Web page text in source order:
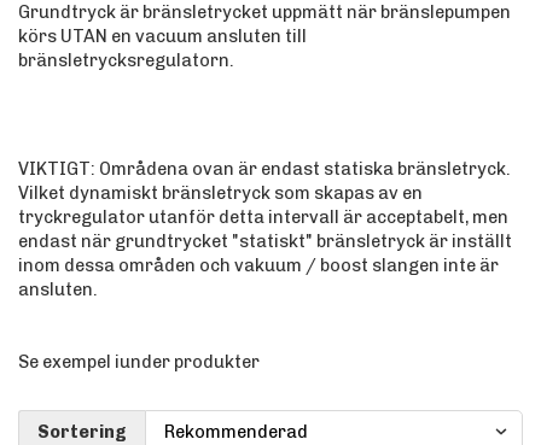
Grundtryck är bränsletrycket uppmätt när bränslepumpen
körs UTAN en vacuum ansluten till
bränsletrycksregulatorn.
VIKTIGT: Områdena ovan är endast statiska bränsletryck.
Vilket dynamiskt bränsletryck som skapas av en
tryckregulator utanför detta intervall är acceptabelt, men
endast när grundtrycket "statiskt" bränsletryck är inställt
inom dessa områden och vakuum / boost slangen inte är
ansluten.
Se exempel iunder produkter
Sortering